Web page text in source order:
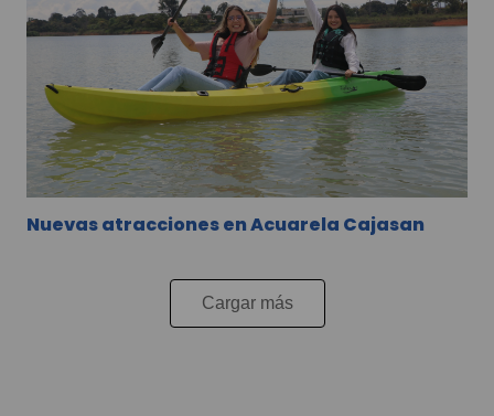
Nuevas atracciones en Acuarela Cajasan
Cargar más